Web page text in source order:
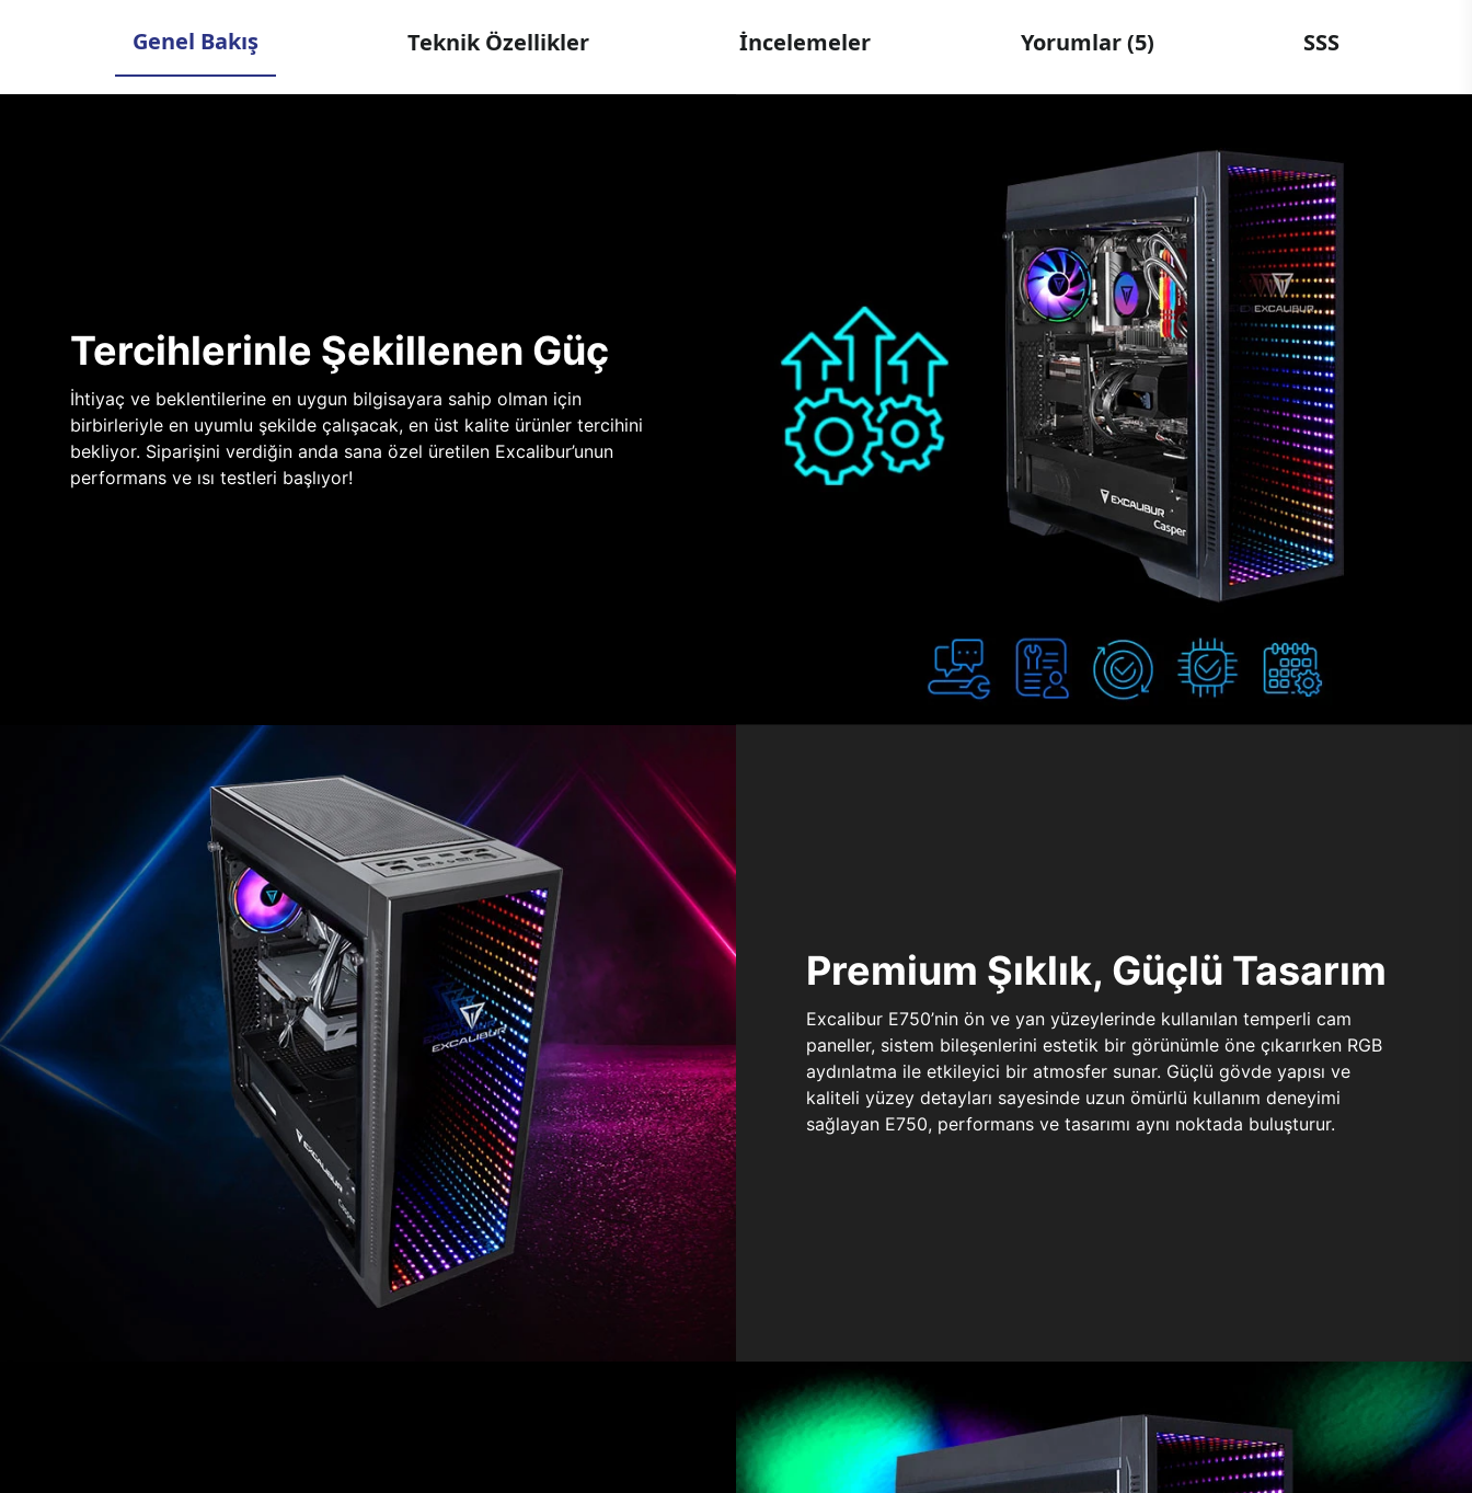
Genel Bakış Teknik Özellikler İncelemeler Yorumlar (5) SSS
Tercihlerinle Şekillenen Güç
İhtiyaç ve beklentilerine en uygun bilgisayara sahip olman için
birbirleriyle en uyumlu şekilde çalışacak, en üst kalite ürünler tercihini
bekliyor. Siparişini verdiğin anda sana özel üretilen Excalibur’unun
performans ve ısı testleri başlıyor!
Premium Şıklık, Güçlü Tasarım
Excalibur E750’nin ön ve yan yüzeylerinde kullanılan temperli cam
paneller, sistem bileşenlerini estetik bir görünümle öne çıkarırken RGB
aydınlatma ile etkileyici bir atmosfer sunar. Güçlü gövde yapısı ve
kaliteli yüzey detayları sayesinde uzun ömürlü kullanım deneyimi
sağlayan E750, performans ve tasarımı aynı noktada buluşturur.